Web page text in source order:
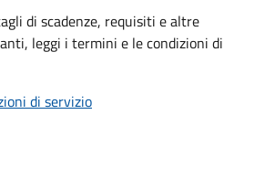
di scadenze, requisiti e altre
leggi i termini e le condizioni di
di servizio